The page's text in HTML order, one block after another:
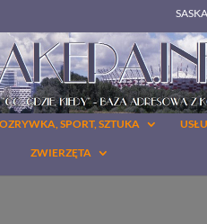
SPORT, SZTUKA
ZWIERZĘTA